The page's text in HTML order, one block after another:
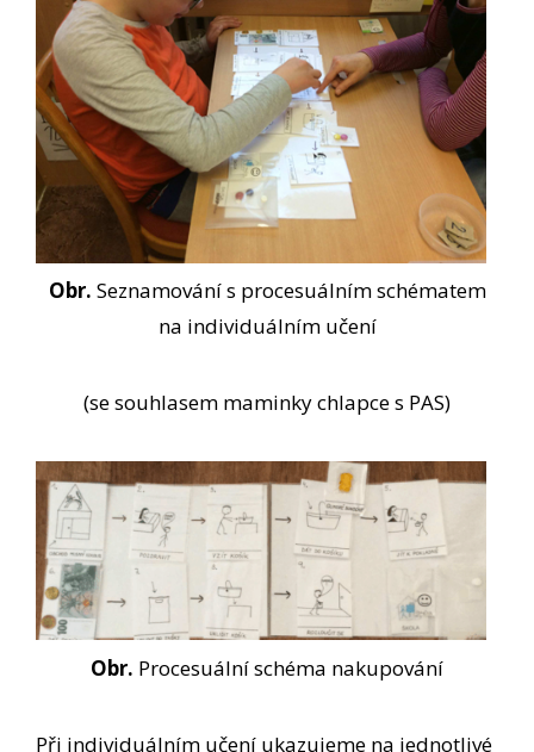
Obr. Seznamování s procesuálním schématem
na individuálním učení
(se souhlasem maminky chlapce s PAS)
Obr. Procesuální schéma nakupování
Při individuálním učení ukazujeme na jednotlivé